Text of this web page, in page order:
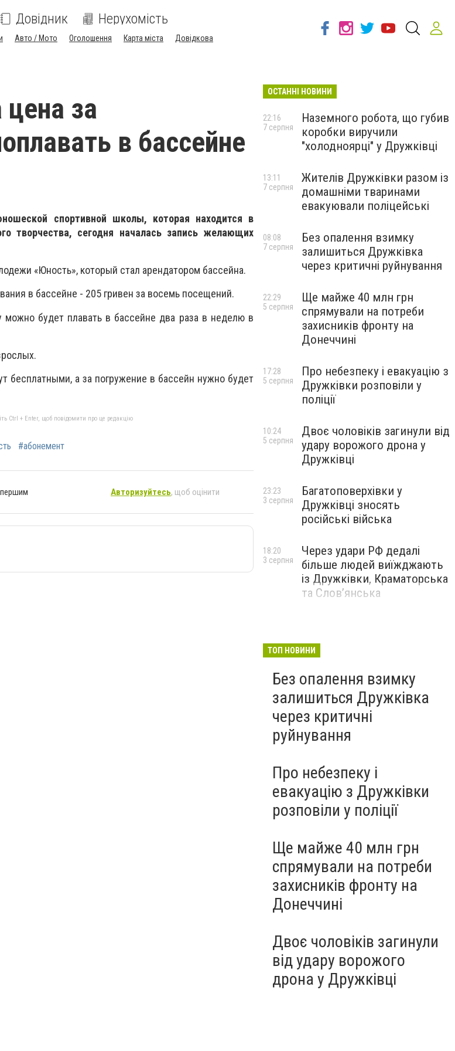
Довідник Нерухомість
Авто / Мото Оголошення Карта міста Довідкова
цена за
в бассейне
спортивной школы, которая находится в
творчества, сегодня началась запись желающих
«Юность», который стал арендатором бассейна.
в бассейне - 205 гривен за восемь посещений.
можно будет плавать в бассейне два раза в неделю в
бесплатными, а за погружение в бассейн нужно будет
Ctrl + Enter, щоб повідомити про це редакцію
#абонемент
першим Авторизуйтесь, щоб оцінити
ОСТАННІ НОВИНИ
Наземного робота, що губив
коробки виручили
"холодноярці" у Дружківці
22:16
7 серпня
Жителів Дружківки разом із
домашніми тваринами
евакуювали поліцейські
13:11
7 серпня
Без опалення взимку
залишиться Дружківка
через критичні руйнування
08:08
7 серпня
Ще майже 40 млн грн
спрямували на потреби
захисників фронту на
Донеччині
22:29
5 серпня
Про небезпеку і евакуацію з
Дружківки розповіли у
поліції
17:28
5 серпня
Двоє чоловіків загинули від
удару ворожого дрона у
Дружківці
10:24
5 серпня
Багатоповерхівки у
Дружківці зносять
російські війська
23:23
3 серпня
Через удари РФ дедалі
більше людей виїжджають
із Дружківки, Краматорська
та Слов’янська
18:20
3 серпня
ТОП НОВИНИ
Без опалення взимку
залишиться Дружківка
через критичні
руйнування
Про небезпеку і
евакуацію з Дружківки
розповіли у поліції
Ще майже 40 млн грн
спрямували на потреби
захисників фронту на
Донеччині
Двоє чоловіків загинули
від удару ворожого
дрона у Дружківці